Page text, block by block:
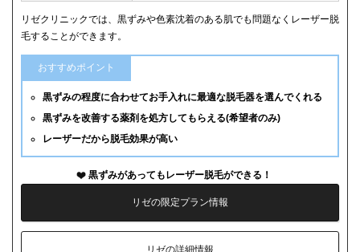
リゼクリニックでは、黒ずみや色素沈着のある肌でも問題なくレーザー脱
毛することができます。
おすすめポイント
黒ずみの程度に合わせてお手入れに最適な脱毛器を選んでくれる
黒ずみを改善する薬剤を処方してもらえる(希望者のみ)
レーザーだから脱毛効果が高い
黒ずみがあってもレーザー脱毛ができる！
リゼの限定プラン情報
リゼの詳細情報